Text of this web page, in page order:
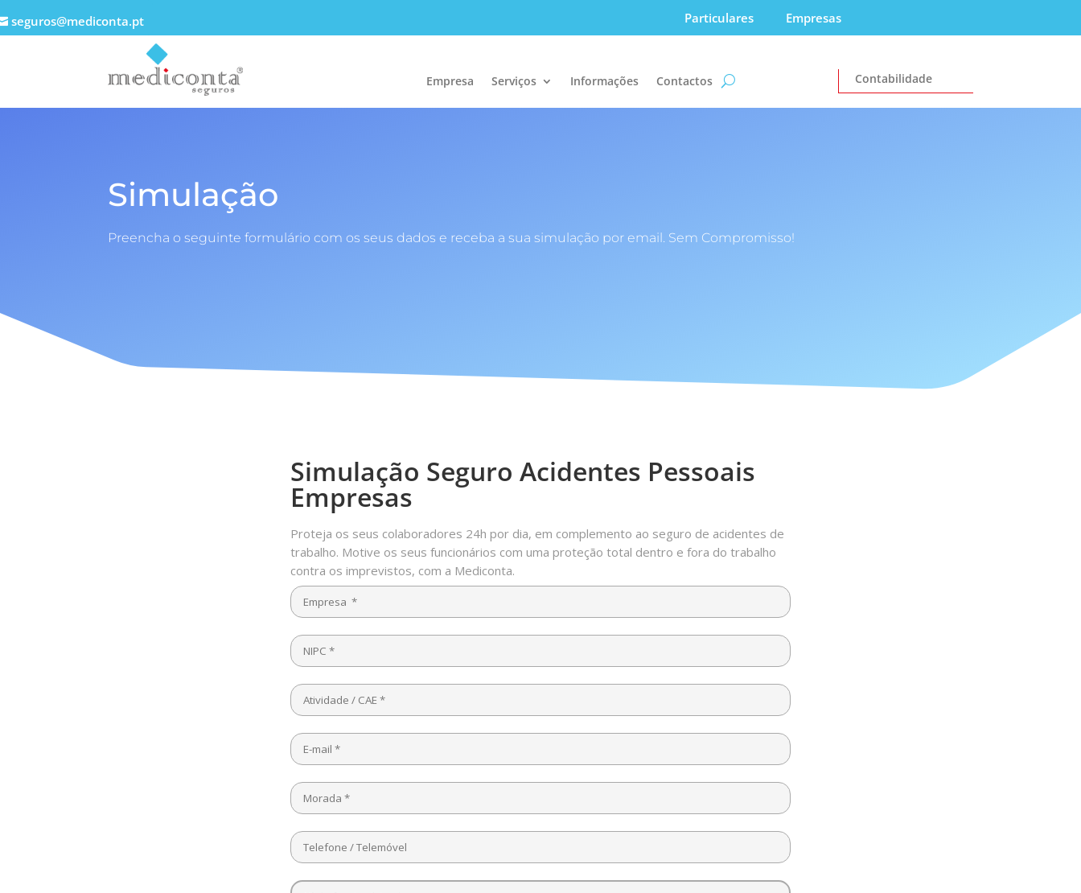
seguros@mediconta.pt Particulares Empresas
Empresa Serviços Informações Contactos Contabilidade
Simulação
Preencha o seguinte formulário com os seus dados e receba a sua simulação por email. Sem Compromisso!
Simulação Seguro Acidentes Pessoais
Empresas
Proteja os seus colaboradores 24h por dia, em complemento ao seguro de acidentes de
trabalho. Motive os seus funcionários com uma proteção total dentro e fora do trabalho
contra os imprevistos, com a Mediconta.